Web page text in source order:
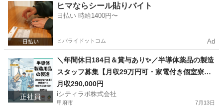
静岡 掛川市 その他
ヒマならシール貼りバイト
日払い 時給1400円〜
ヒバライドットコム Ad
正社員
＼年間休日184日＆賞与あり✨／半導体薬品の製造
スタッフ募集【月収29万円可・家電付き個室寮＆
寮費無料】
月収290,000円
iシティラボ株式会社
甲府市 7月13日